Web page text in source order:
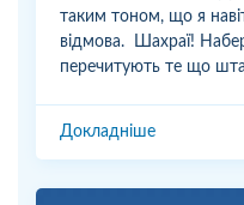
таким тоном, що я
відмова. Шахраї!
перечитують те що
Докладніше